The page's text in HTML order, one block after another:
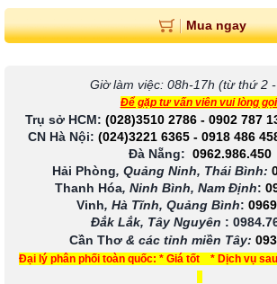
Mua ngay
Giờ làm việc: 08h-17h (từ thứ 2
Để gặp tư vấn viên vui lòng
Trụ sở HCM: (028)3510 2786 - 0902 787
CN Hà Nội: (024)3221 6365 - 0918 486
Đà Nẵng: 0962.986.450
Hải Phòng, Quảng Ninh, Thái Bình:
Thanh Hóa, Ninh Bình, Nam Định:
Vinh, Hà Tĩnh, Quảng Bình:
Đắk Lắk, Tây Nguyên :
Cần Thơ & các tỉnh miền Tây:
Đại lý phân phối toàn quốc: * Giá tốt * Dịch vụ